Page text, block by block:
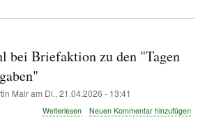
bei Briefaktion zu den "Tagen
Mairam Di., 21.04.2026 - 13:41
WeiterlesenüberNeuen Kommentar hinzufügen